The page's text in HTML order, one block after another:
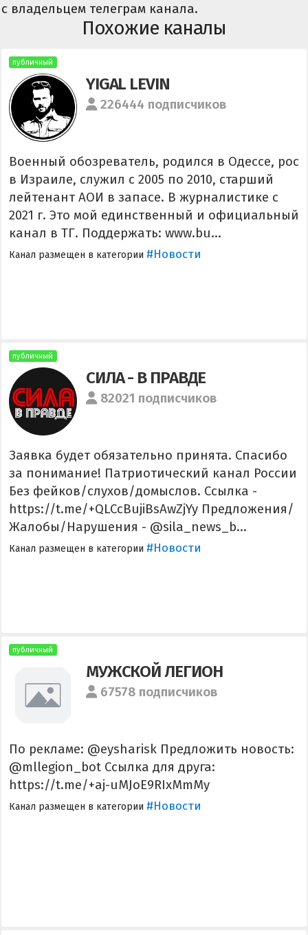
с владельцем телеграм канала.
Похожие каналы
публичный
YIGAL LEVIN
226444 подписчиков
Военный обозреватель, родился в Одессе, рос
в Израиле, служил с 2005 по 2010, старший
лейтенант АОИ в запасе. В журналистике с
2021 г. Это мой единственный и официальный
канал в ТГ. Поддержать: www.bu...
Канал размещен в категории #Новости
публичный
СИЛА - В ПРАВДЕ
82021 подписчиков
Заявка будет обязательно принята. Спасибо
за понимание! Патриотический канал России
Без фейков/слухов/домыслов. Ссылка -
https://t.me/+QLCcBujiBsAwZjYy Предложения/
Жалобы/Нарушения - @sila_news_b...
Канал размещен в категории #Новости
публичный
МУЖСКОЙ ЛЕГИОН
67578 подписчиков
По рекламе: @eysharisk Предложить новость:
@mllegion_bot Ссылка для друга:
https://t.me/+aj-uMJoE9RIxMmMy
Канал размещен в категории #Новости